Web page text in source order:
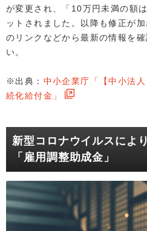
が変更され、「10万円未満の額
ットされました。以降も修正が
のリンクなどから最新の情報を
い。
※出典： 中小企業庁「【中小法
続化給付金」
新型コロナウイルスによ
「雇用調整助成金」